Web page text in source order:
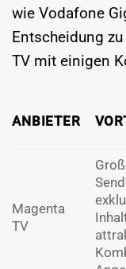
wie Vodafone
Entscheidung
TV mit einigen
ANBIETER
Magenta
TV